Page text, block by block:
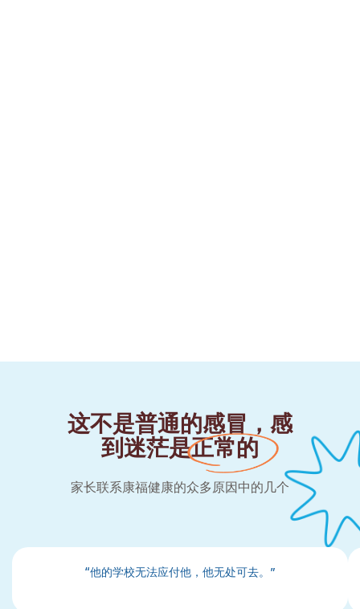
这不是普通的感冒， 感
到迷茫是正常的
家长联系康福健康的众多原因中的几个
“他的学校无法应付他，他无处可去。”